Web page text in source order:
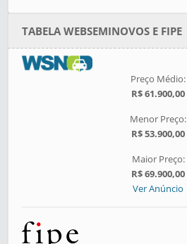
TABELA WEBSEMINOVOS E FIPE
Preço Médio:
R$ 61.900,00
Menor Preço:
R$ 53.900,00
Maior Preço:
R$ 69.900,00
Ver Anúncio